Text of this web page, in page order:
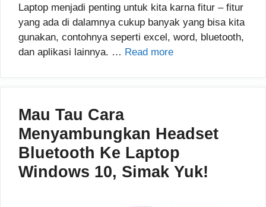
Laptop menjadi penting untuk kita karna fitur – fitur
yang ada di dalamnya cukup banyak yang bisa kita
gunakan, contohnya seperti excel, word, bluetooth,
dan aplikasi lainnya. … Read more
Mau Tau Cara
Menyambungkan Headset
Bluetooth Ke Laptop
Windows 10, Simak Yuk!